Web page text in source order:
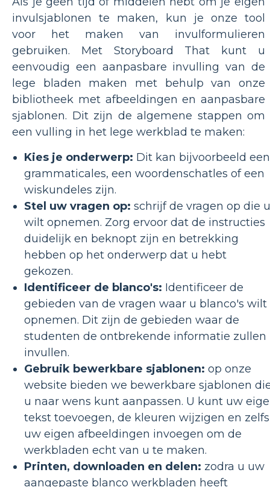
invulsjablonen te maken, kun je onze tool
voor het maken van invulformulieren
gebruiken. Met Storyboard That kunt u
eenvoudig een aanpasbare invulling van de
lege bladen maken met behulp van onze
bibliotheek met afbeeldingen en aanpasbare
sjablonen. Dit zijn de algemene stappen om
een vulling in het lege werkblad te maken:
Kies je onderwerp: Dit kan bijvoorbeeld een
grammaticales, een woordenschatles of een
wiskundeles zijn.
Stel uw vragen op: schrijf de vragen op die u
wilt opnemen. Zorg ervoor dat de instructies
duidelijk en beknopt zijn en betrekking
hebben op het onderwerp dat u hebt
gekozen.
Identificeer de blanco's: Identificeer de
gebieden van de vragen waar u blanco's wilt
opnemen. Dit zijn de gebieden waar de
studenten de ontbrekende informatie zullen
invullen.
Gebruik bewerkbare sjablonen: op onze
website bieden we bewerkbare sjablonen
u naar wens kunt aanpassen. U kunt uw
tekst toevoegen, de kleuren wijzigen en zelfs
uw eigen afbeeldingen invoegen om de
werkbladen echt van u te maken.
Printen, downloaden en delen: zodra u uw
aangepaste blanco werkbladen heeft